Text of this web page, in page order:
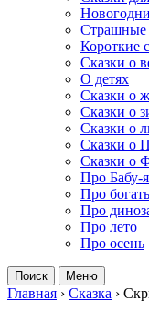
Страшные
Короткие
Сказки о
О детях
Сказки о
Сказки о
Сказки о
Сказки о
Сказки о
Про Бабу-
Про
Про
Про лето
Про осень
Поиск Меню
Главная › Сказка ›